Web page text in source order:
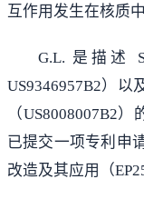
互作用发生在核质
G.L. 是描述
US9346957B2）以
（US8008007B2
已提交一项专利申
改造及其应用（